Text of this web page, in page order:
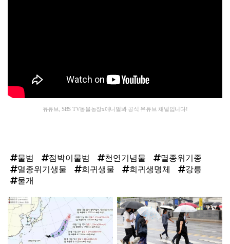
유튜브, SBS TV동물농장x애니멀봐 공식 유튜브 채널입니다!
물범 점박이물범 천연기념물
멸종위기종
멸종위기생물
희귀생물 희귀생명체
강릉
물개
탑
라